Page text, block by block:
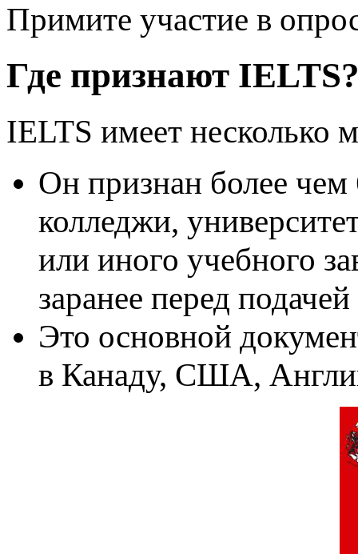
Примите участие в
Где признают
IELTS имеет несколько
Он признан более
колледжи,
или иного учебного
заранее перед
Это основной
в Канаду, США,